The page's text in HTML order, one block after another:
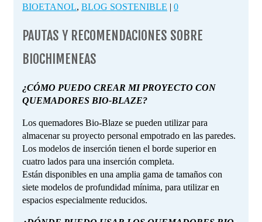
BIOETANOL, BLOG SOSTENIBLE | 0
PAUTAS Y RECOMENDACIONES SOBRE
BIOCHIMENEAS
¿CÓMO PUEDO CREAR MI PROYECTO CON
QUEMADORES BIO-BLAZE?
Los quemadores Bio-Blaze se pueden utilizar para
almacenar su proyecto personal empotrado en las paredes.
Los modelos de inserción tienen el borde superior en
cuatro lados para una inserción completa.
Están disponibles en una amplia gama de tamaños con
siete modelos de profundidad mínima, para utilizar en
espacios especialmente reducidos.